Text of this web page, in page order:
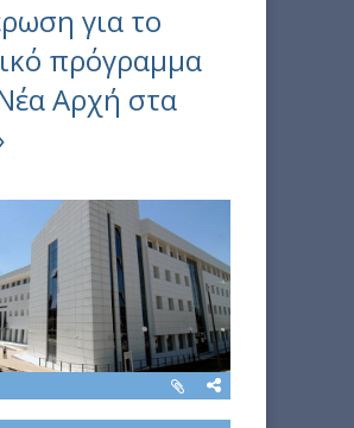
για το
πρόγραμμα
Αρχή στα